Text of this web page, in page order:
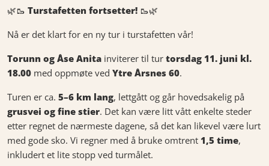
🌿🥾 Turstafetten fortsetter! 🥾🌿
Nå er det klart for en ny tur i turstafetten vår!
Torunn og Åse Anita inviterer til tur torsdag 11. juni kl.
18.00 med oppmøte ved Ytre Årsnes 60.
Turen er ca. 5–6 km lang, lettgått og går hovedsakelig på
grusvei og fine stier. Det kan være litt vått enkelte steder
etter regnet de nærmeste dagene, så det kan likevel være lurt
med gode sko. Vi regner med å bruke omtrent 1,5 time,
inkludert et lite stopp ved turmålet.